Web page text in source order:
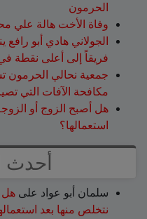
الحرمون
وفاة الأخت هالة
الجولاني هادي أبو
فريقاً إلى أعلى نقطة في
جمعية نحالي الحرمون
مكافحة الآفات التي
هل أصبح الزوج أو
استعمالها؟
أحدث
سلمان أبو عواد على هل
نتخلص منها بعد